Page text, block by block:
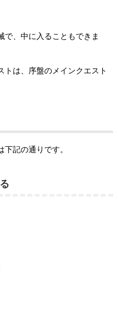
で、中に入ることもできま
トは、序盤のメインクエスト
記の通りです。